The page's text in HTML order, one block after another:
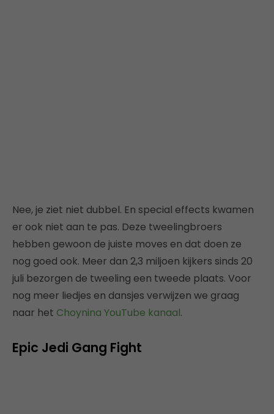
Nee, je ziet niet dubbel. En special effects kwamen
er ook niet aan te pas. Deze tweelingbroers
hebben gewoon de juiste moves en dat doen ze
nog goed ook. Meer dan 2,3 miljoen kijkers sinds 20
juli bezorgen de tweeling een tweede plaats. Voor
nog meer liedjes en dansjes verwijzen we graag
naar het Choynina YouTube kanaal.
Epic Jedi Gang Fight